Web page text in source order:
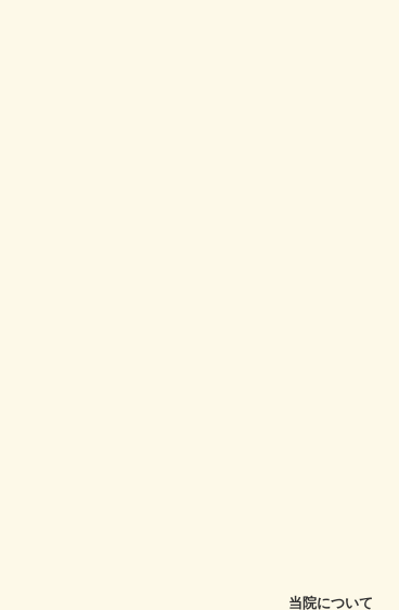
当院について